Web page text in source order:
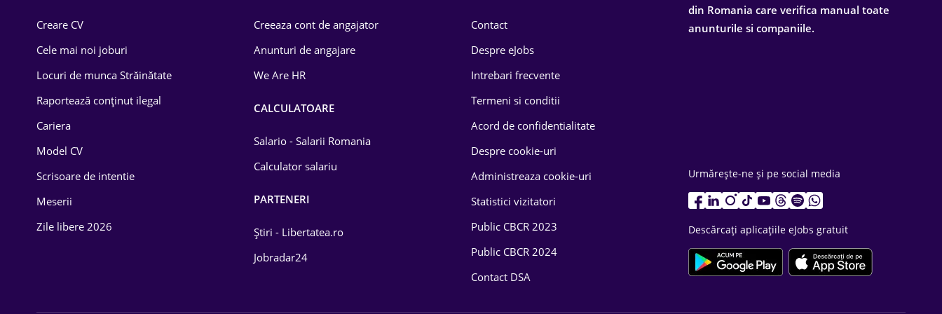
Drept
Educație / Training
Energetică
Farma
Creare CV
Cele mai noi joburi
Locuri de munca Străinătate
Raportează conținut ilegal
Cariera
Model CV
Scrisoare de intentie
Meserii
Zile libere 2026
Creeaza cont de angajator
Anunturi de angajare
We Are HR
CALCULATOARE
Salario - Salarii Romania
Calculator salariu
PARTENERI
Știri - Libertatea.ro
Jobradar24
Contact
Despre eJobs
Intrebari frecvente
Termeni si conditii
Acord de confidentialitate
Despre cookie-uri
Administreaza cookie-uri
Statistici vizitatori
Public CBCR 2023
Public CBCR 2024
Contact DSA
din Romania care verifica manual toate
anunturile si companiile.
Urmărește-ne și pe social media
Descărcați aplicațiile eJobs gratuit